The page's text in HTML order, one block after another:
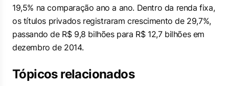
19,5% na comparação ano a ano. Dentro da renda fixa,
os títulos privados registraram crescimento de 29,7%,
passando de R$ 9,8 bilhões para R$ 12,7 bilhões em
dezembro de 2014.
Tópicos relacionados